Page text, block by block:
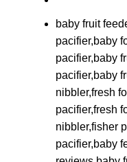
baby fruit
pacifier,baby
pacifier,baby
pacifier,baby
nibbler,fresh
pacifier,fresh
nibbler,fisher
pacifier,baby